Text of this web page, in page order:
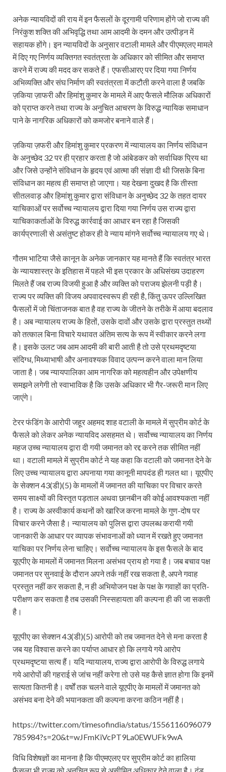
अनेक न्यायविदों की राय में इन फैसलों के दूरगामी परिणाम होंगे जो राज्य की
निरंकुश शक्ति की अभिवृद्धि तथा आम आदमी के दमन और उत्पीड़न में
सहायक होंगे। इन न्यायविदों के अनुसार वटाली मामले और पीएमएलए मामले
में दिए गए निर्णय व्यक्तिगत स्वतंत्रता के अधिकार को सीमित और समाप्त
करने में राज्य की मदद कर सकते हैं। एफसीआरए पर दिया गया निर्णय
अभिव्यक्ति और संघ निर्माण की स्वतंत्रता में कटौती करने वाला है जबकि
ज़किया ज़ाफरी और हिमांशु कुमार के मामले में आए फैसले मौलिक अधिकारों
को प्राप्त करने तथा राज्य के अनुचित आचरण के विरुद्ध न्यायिक समाधान
पाने के नागरिक अधिकारों को कमजोर बनाने वाले हैं।
ज़किया ज़फरी और हिमांशु कुमार प्रकरण में न्यायालय का निर्णय संविधान
के अनुच्छेद 32 पर ही प्रहार करता है जो आंबेडकर को सर्वाधिक प्रिय था
और जिसे उन्होंने संविधान के हृदय एवं आत्मा की संज्ञा दी थी जिसके बिना
संविधान का महत्व ही समाप्त हो जाएगा। यह देखना दुखद है कि तीस्ता
सीतलवाड़ और हिमांशु कुमार द्वारा संविधान के अनुच्छेद 32 के तहत दायर
याचिकाओं पर सर्वोच्च न्यायालय द्वारा दिया गया निर्णय उस राज्य द्वारा
याचिकाकर्ताओं के विरुद्ध कार्रवाई का आधार बन रहा है जिसकी
कार्यप्रणाली से असंतुष्ट होकर ही वे न्याय मांगने सर्वोच्च न्यायालय गए थे।
गौतम भाटिया जैसे कानून के अनेक जानकार यह मानते हैं कि स्वतंत्र भारत
के न्यायशास्त्र के इतिहास में पहले भी इस प्रकार के अधिसंख्य उदाहरण
मिलते हैं जब राज्य विजयी हुआ है और व्यक्ति को पराजय झेलनी पड़ी है।
राज्य पर व्यक्ति की विजय अपवादस्वरूप ही रही है, किंतु ऊपर उल्लिखित
फैसलों में जो चिंताजनक बात है वह राज्य के जीतने के तरीके में आया बदलाव
है। अब न्यायालय राज्य के हितों, उसके दावों और उसके द्वारा प्रस्तुत तथ्यों
को तत्काल बिना विचारे यथावत अंतिम सत्य के रूप में स्वीकार करने लगा
है। इसके उलट जब आम आदमी की बारी आती है तो उसे प्रथमदृष्टया
संदिग्ध, मिथ्याभाषी और अनावश्यक विवाद उत्पन्न करने वाला मान लिया
जाता है। जब न्यायपालिका आम नागरिक को महत्वहीन और उपेक्षणीय
समझने लगेगी तो स्वाभाविक है कि उसके अधिकार भी गैर-जरूरी मान लिए
जाएंगे।
टेरर फंडिंग के आरोपी जहूर अहमद शाह वटाली के मामले में सुप्रीम कोर्ट के
फैसले को लेकर अनेक न्यायविद असहमत थे। सर्वोच्च न्यायालय का निर्णय
महज उच्च न्यायालय द्वारा दी गयी जमानत को रद्द करने तक सीमित नहीं
था। वटाली मामले में सुप्रीम कोर्ट ने यह कहा कि वटाली को जमानत देने के
लिए उच्च न्यायालय द्वारा अपनाया गया कानूनी मापदंड ही गलत था। यूएपीए
के सेक्शन 43(डी)(5) के मामलों में जमानत की याचिका पर विचार करते
समय साक्ष्यों की विस्तृत पड़ताल अथवा छानबीन की कोई आवश्यकता नहीं
है। राज्य के अस्वीकार्य कथनों को खारिज करना मामले के गुण-दोष पर
विचार करने जैसा है। न्यायालय को पुलिस द्वारा उपलब्ध करायी गयी
जानकारी के आधार पर व्यापक संभावनाओं को ध्यान में रखते हुए जमानत
याचिका पर निर्णय लेना चाहिए। सर्वोच्च न्यायालय के इस फैसले के बाद
यूएपीए के मामलों में जमानत मिलना असंभव प्राय हो गया है। जब बचाव पक्ष
जमानत पर सुनवाई के दौरान अपने तर्क नहीं रख सकता है, अपने गवाह
प्रस्तुत नहीं कर सकता है, न ही अभियोजन पक्ष के पक्ष के गवाहों का प्रति-
परीक्षण कर सकता है तब उसकी निस्‍सहायता की कल्पना ही की जा सकती
है।
यूएपीए का सेक्शन 43(डी)(5) आरोपी को तब जमानत देने से मना करता है
जब यह विश्वास करने का पर्याप्त आधार हो कि लगाये गये आरोप
प्रथमदृष्टया सत्य हैं। यदि न्यायालय, राज्य द्वारा आरोपी के विरुद्ध लगाये
गये आरोपों की गहराई से जांच नहीं करेगा तो उसे यह कैसे ज्ञात होगा कि इनमें
सत्यता कितनी है। वर्षों तक चलने वाले यूएपीए के मामलों में जमानत को
असंभव बना देने की भयानकता की कल्पना करना कठिन नहीं है।
https://twitter.com/timesofindia/status/1556116096079
785984?s=20&t=wJFmKiVcPT9La0EWUFk9wA
विधि विशेषज्ञों का मानना है कि पीएमएलए पर सुप्रीम कोर्ट का हालिया